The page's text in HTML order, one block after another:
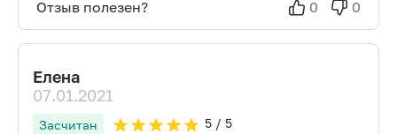
Отзыв полезен? 0 0
Елена
07.01.2021
Засчитан 5/ 5